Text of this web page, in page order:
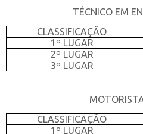
TÉCNICO EM
CLASSIFICAÇÃO
1º LUGAR
2º LUGAR
3º LUGAR
CLASSIFICAÇÃO
1º LUGAR